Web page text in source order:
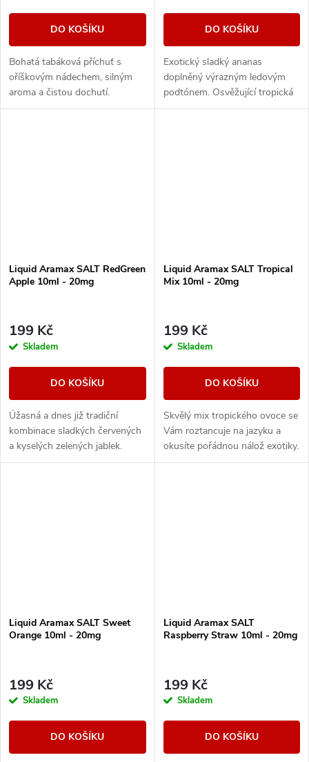
DO KOŠÍKU
Bohatá tabáková příchuť s
oříškovým nádechem, silným
aroma a čistou dochutí.
DO KOŠÍKU
Exotický sladký ananas
doplněný výrazným ledovým
podtónem. Osvěžující tropická
příchuť s chladivým
Liquid Aramax SALT RedGreen
Apple 10ml - 20mg
199 Kč
Skladem
DO KOŠÍKU
Úžasná a dnes již tradiční
kombinace sladkých červených
a kyselých zelených jablek.
Liquid Aramax SALT Tropical
Mix 10ml - 20mg
199 Kč
Skladem
DO KOŠÍKU
Skvělý mix tropického ovoce se
Vám roztancuje na jazyku a
okusíte pořádnou nálož exotiky.
Liquid Aramax SALT Sweet
Orange 10ml - 20mg
199 Kč
Skladem
DO KOŠÍKU
Liquid Aramax SALT
Raspberry Straw 10ml - 20mg
199 Kč
Skladem
DO KOŠÍKU